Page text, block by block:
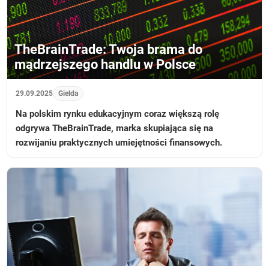
TheBrainTrade: Twoja brama do
mądrzejszego handlu w Polsce
29.09.2025 Gielda
Na polskim rynku edukacyjnym coraz większą rolę
odgrywa TheBrainTrade, marka skupiająca się na
rozwijaniu praktycznych umiejętności finansowych.